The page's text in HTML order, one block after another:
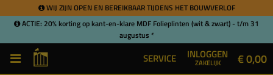
WIJ ZIJN OPEN EN BEREIKBAAR TIJDENS HET BOUWVERLOF
ACTIE: 20% korting op kant-en-klare MDF Folieplinten (wit & zwart) - t/m 31
augustus *
SERVICE INLOGGEN
ZAKELIJK € 0,00